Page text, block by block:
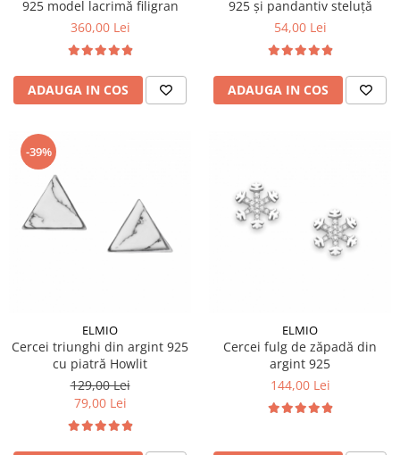
925 model lacrimă filigran
360,00 Lei
ADAUGA IN COS
925 și pandantiv steluță
54,00 Lei
ADAUGA IN COS
-39%
ELMIO
Cercei triunghi din argint 925
cu piatră Howlit
129,00 Lei
79,00 Lei
ELMIO
Cercei fulg de zăpadă din
argint 925
144,00 Lei